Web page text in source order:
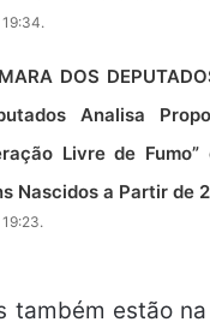
DOS
Analisa
Livre de
Nascidos a Partir de
também estão